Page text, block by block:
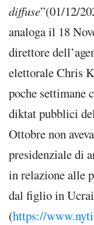
diffuse”(01/12/
analoga il 18
direttore
elettorale Chris
poche settimane
diktat pubblici
Ottobre non
presidenziale di
in relazione alle
dal figlio in
(https://